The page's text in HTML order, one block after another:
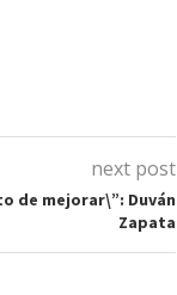
next post
de mejorar\”: Duván
Zapata